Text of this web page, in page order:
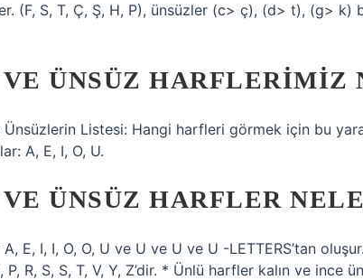
(F, S, T, Ç, Ş, H, P), ünsüzler (c> ç), (d> t), (g>
ÜNSÜZ HARFLERIMIZ
Ünsüzlerin Listesi: Hangi harfleri görmek için bu
A, E, I, O, U.
ÜNSÜZ HARFLER
E, I, I, O, O, U ve U ve U ve U -LETTERS’tan
P, R, S, S, T, V, Y, Z’dir. * Ünlü harfler kalın ve ince